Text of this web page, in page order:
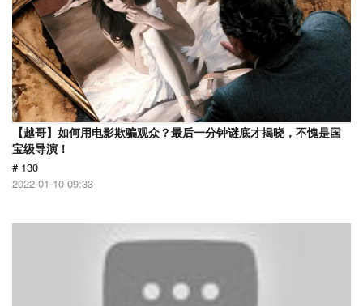
【越哥】如何用电影欺骗观众？最后一分钟谜底才揭晓，不愧是国
宝级导演！
# 130
2022-01-10 09:33